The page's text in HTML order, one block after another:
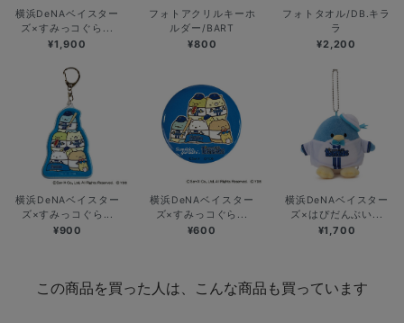
横浜DeNAベイスター
ズ×すみっコぐら...
¥1,900
フォトアクリルキーホ
ルダー/BART
¥800
フォトタオル/DB.キラ
ラ
¥2,200
横浜DeNAベイスター
ズ×すみっコぐら...
¥900
横浜DeNAベイスター
ズ×すみっコぐら...
¥600
横浜DeNAベイスター
ズ×はぴだんぶい...
¥1,700
この商品を買った人は、こんな商品も買っています